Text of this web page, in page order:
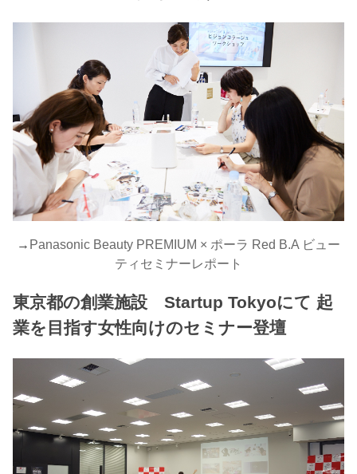
→ Panasonic Beauty PREMIUM × ポーラ Red B.A ビュー
ティセミナーレポート
東京都の創業施設 Startup Tokyoにて 起
業を目指す女性向けのセミナー登壇